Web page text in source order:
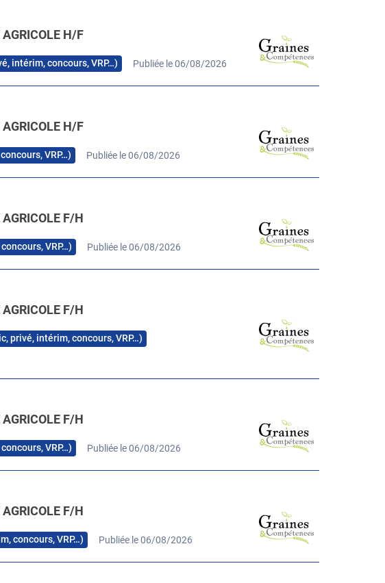
H/F
intérim, concours, VRP…) Publiée le 06/08/2026
H/F
VRP…) Publiée le 06/08/2026
F/H
VRP…) Publiée le 06/08/2026
F/H
privé, intérim, concours, VRP…)
F/H
VRP…) Publiée le 06/08/2026
F/H
concours, VRP…) Publiée le 06/08/2026